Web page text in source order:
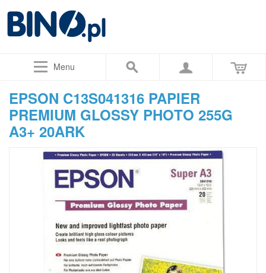
Menu
EPSON C13S041316 PAPIER
PREMIUM GLOSSY PHOTO 255G
A3+ 20ARK